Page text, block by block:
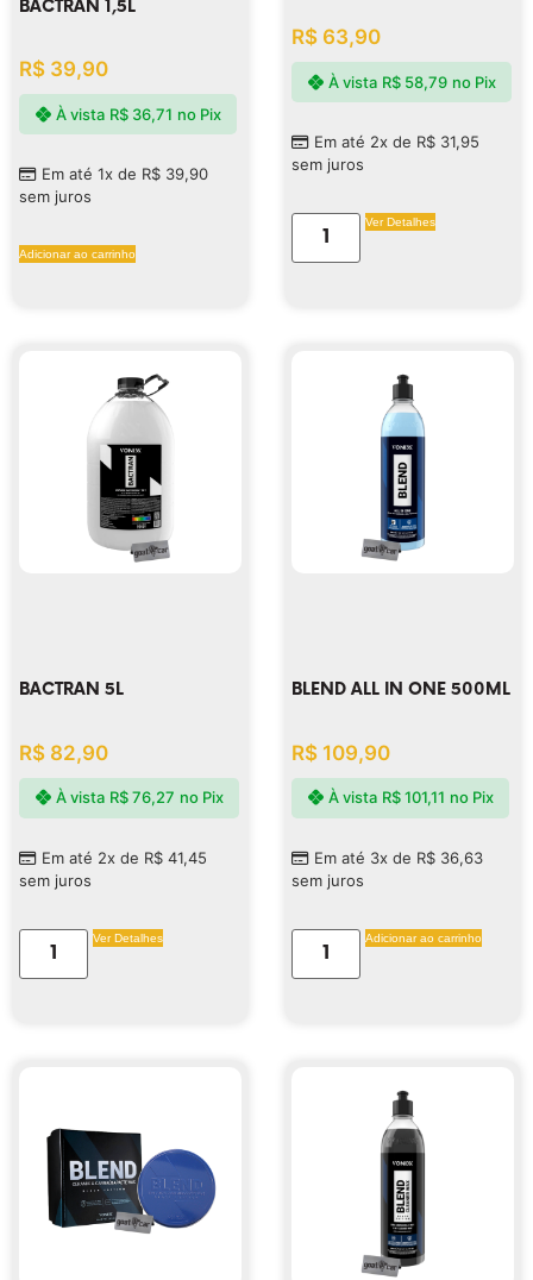
BACTRAN 1,5L
R$ 39,90
Em até 1x de R$ 39,90
sem juros
À vista R$36,71 no Pix
Adicionar ao carrinho
R$ 63,90
Em até 2x de R$ 31,95
sem juros
À vista R$58,79 no Pix
Ver Detalhes
BACTRAN 5L
R$ 82,90
Em até 2x de R$ 41,45
sem juros
À vista R$76,27 no Pix
Ver Detalhes
BLEND ALL IN ONE 500ML
R$ 109,90
Em até 3x de R$ 36,63
sem juros
À vista R$101,11 no Pix
Adicionar ao carrinho